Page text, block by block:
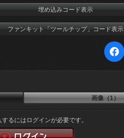
埋め込みコード表示
ファンキット「ツールチップ」コード表示
画像（1）
るにはログインが必要です。